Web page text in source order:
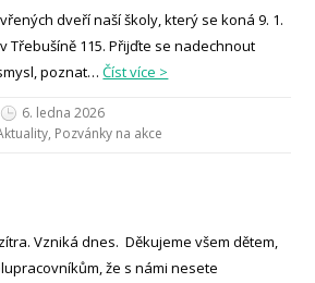
dveří naší školy, který se koná 9. 1.
Třebušíně 115. Přijďte se nadechnout
poznat…Číst více >
6. ledna 2026
, Pozvánky na akce
Vzniká dnes. Děkujeme všem dětem,
že s námi nesete